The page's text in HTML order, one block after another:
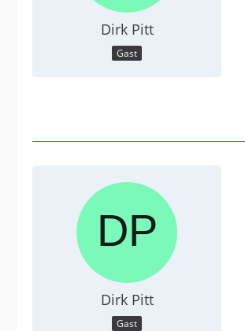
Dirk Pitt
Gast
Dirk Pitt
Gast